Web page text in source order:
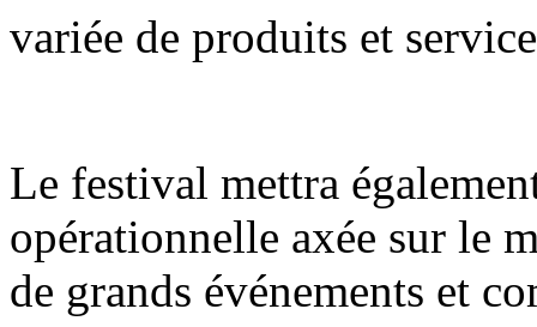
variée de produits et
Le festival mettra
opérationnelle axée sur le
de grands événements et